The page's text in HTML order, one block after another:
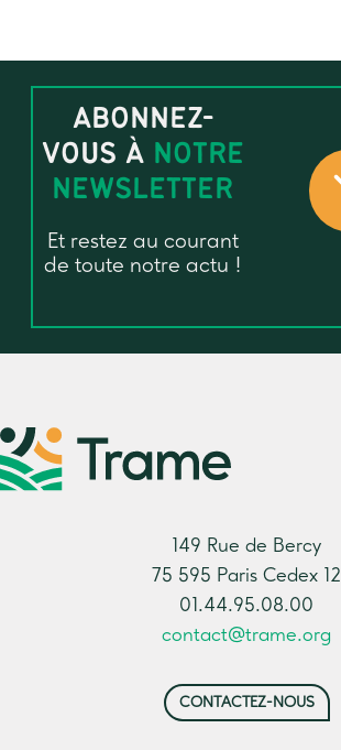
ABONNEZ-
VOUS À NOTRE
NEWSLETTER
Et restez au courant
de toute notre actu !
149 Rue de Bercy
75 595 Paris Cedex 12
01.44.95.08.00
contact@trame.org
CONTACTEZ-NOUS